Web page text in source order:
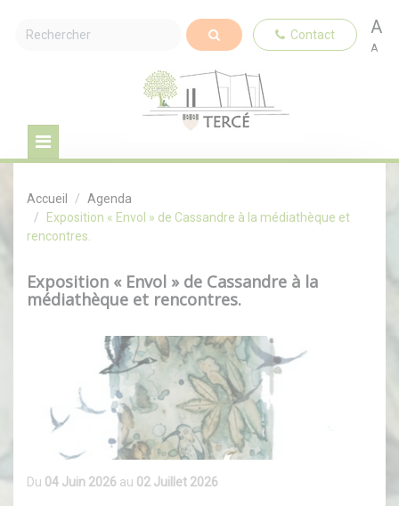
Contact A
A
Accueil
Agenda
Exposition « Envol » de Cassandre à la médiathèque et
rencontres.
Exposition « Envol » de Cassandre à la
médiathèque et rencontres.
Du 04 Juin 2026 au 02 Juillet 2026